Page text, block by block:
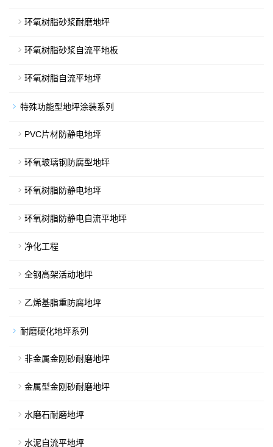
环氧树脂砂浆耐磨地坪
环氧树脂砂浆自流平地板
环氧树脂自流平地坪
特殊功能型地坪涂装系列
PVC片材防静电地坪
环氧玻璃钢防腐型地坪
环氧树脂防静电地坪
环氧树脂防静电自流平地坪
净化工程
全钢高架活动地坪
乙烯基脂重防腐地坪
耐磨硬化地坪系列
非金属金刚砂耐磨地坪
金属型金刚砂耐磨地坪
水磨石耐磨地坪
水泥自流平地坪